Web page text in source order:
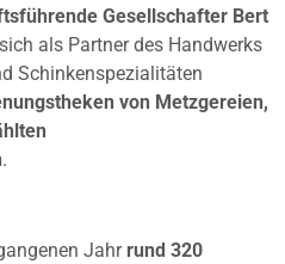
Gesellschafter Bert
als Partner des Handwerks
Schinkenspezialitäten
von Metzgereien,
.
Jahr rund 320